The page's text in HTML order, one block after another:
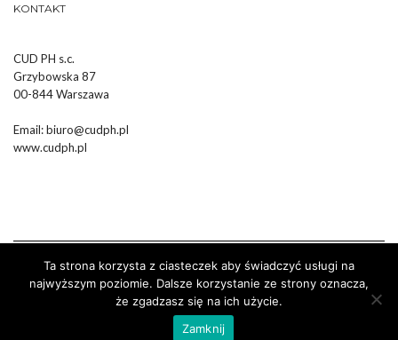
KONTAKT
CUD PH s.c.
Grzybowska 87
00-844 Warszawa
Email:biuro@cudph.pl
www.cudph.pl
Wykonanie :Strony Internetowe Białystok Dr Pixel
Ta strona korzysta z ciasteczek aby świadczyć usługi na
najwyższym poziomie. Dalsze korzystanie ze strony oznacza,
że zgadzasz się na ich użycie.
Zamknij